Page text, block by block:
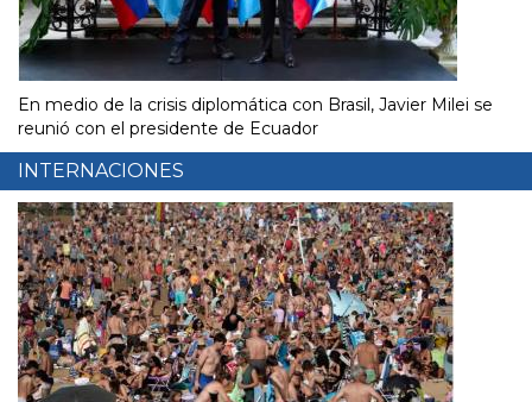
En medio de la crisis diplomática con Brasil, Javier Milei se
reunió con el presidente de Ecuador
INTERNACIONES